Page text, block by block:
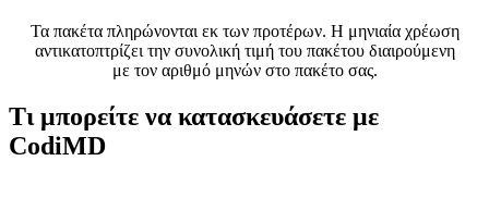
Τα πακέτα πληρώνονται εκ των προτέρων. Η μηνιαία χρέωση
αντικατοπτρίζει την συνολική τιμή του πακέτου διαιρούμενη
με τον αριθμό μηνών στο πακέτο σας.
Τι μπορείτε να κατασκευάσετε με
CodiMD